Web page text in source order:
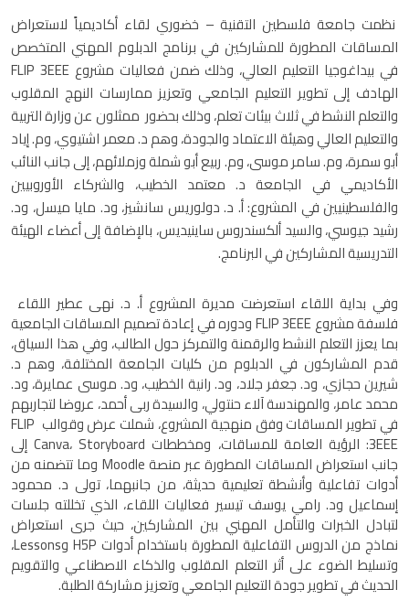
نظمت جامعة فلسطين التقنية – خضوري لقاء أكاديمياً لاستعراض
المساقات المطورة للمشاركين في برنامج الدبلوم المهني المتخصص
في بيداغوجيا التعليم العالي، وذلك ضمن فعاليات مشروع FLIP 3EEE
الهادف إلى تطوير التعليم الجامعي وتعزيز ممارسات النهج المقلوب
والتعلم النشط في ثلاث بيئات تعلم، وذلك بحضور ممثلون عن وزارة التربية
والتعليم العالي وهيئة الاعتماد والجودة، وهم د. معمر اشتيوي، وم. إياد
أبو سمرة، وم. سامر موسى، وم. ربيع أبو شملة وزملائهم، إلى جانب النائب
الأكاديمي في الجامعة د. معتمد الخطيب، والشركاء الأوروبيين
والفلسطينيين في المشروع: أ. د. دولوريس سانشيز، ود. مايا ميسل، ود.
رشيد جيوسي، والسيد ألكسندروس ساينيديس، بالإضافة إلى أعضاء الهيئة
التدريسية المشاركين في البرنامج.
وفي بداية اللقاء استعرضت مديرة المشروع أ. د. نهى عطير اللقاء
فلسفة مشروع FLIP 3EEE ودوره في إعادة تصميم المساقات الجامعية
بما يعزز التعلم النشط والرقمنة والتمركز حول الطالب، وفي هذا السياق،
قدم المشاركون في الدبلوم من كليات الجامعة المختلفة، وهم د.
شيرين حجازي، ود. جعفر جلاد، ود. رانية الخطيب، ود. موسى عمايرة، ود.
محمد عامر، والمهندسة آلاء حنتولي، والسيدة ربى أحمد، عروضا لتجاربهم
في تطوير المساقات وفق منهجية المشروع، شملت عرض وقوالب FLIP
3EEE: الرؤية العامة للمساقات، ومخططات Canva، Storyboard إلى
جانب استعراض المساقات المطورة عبر منصة Moodle وما تتضمنه من
أدوات تفاعلية وأنشطة تعليمية حديثة، من جانبهما، تولى د. محمود
إسماعيل ود. رامي يوسف تيسير فعاليات اللقاء، الذي تخللته جلسات
لتبادل الخبرات والتأمل المهني بين المشاركين، حيث جرى استعراض
نماذج من الدروس التفاعلية المطورة باستخدام أدوات H5P وLessons،
وتسليط الضوء على أثر التعلم المقلوب والذكاء الاصطناعي والتقويم
الحديث في تطوير جودة التعليم الجامعي وتعزيز مشاركة الطلبة.